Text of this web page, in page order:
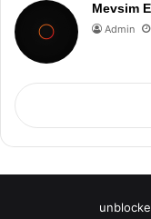
Mevsim
Admin